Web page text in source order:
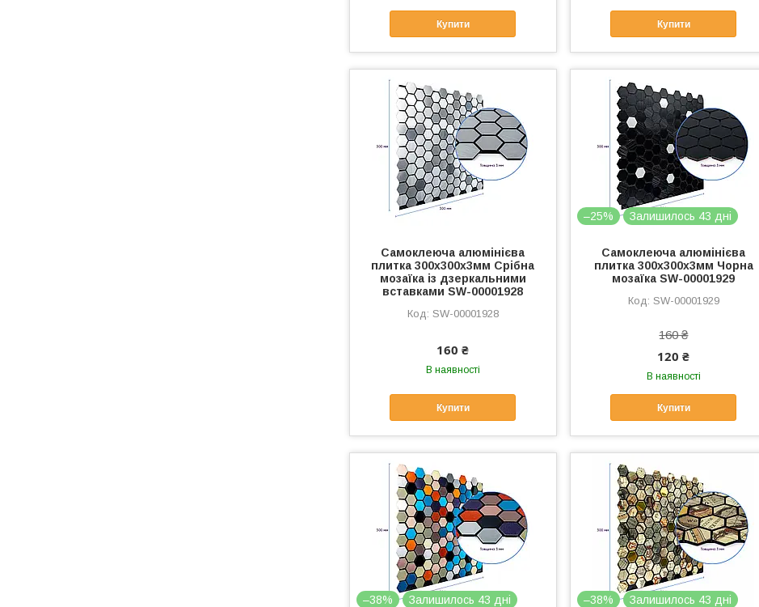
Купити Купити
Самоклеюча алюмінієва
плитка 300х300х3мм Срібна
мозаїка із дзеркальними
вставками SW-00001928
SW-00001928
160 ₴
В наявності
Купити
–25% Залишилось 43 дні
Самоклеюча алюмінієва
плитка 300х300х3мм Чорна
мозаїка SW-00001929
SW-00001929
160 ₴
120 ₴
В наявності
Купити
–38% Залишилось 43 дні –38% Залишилось 43 дні